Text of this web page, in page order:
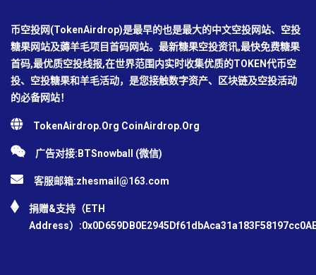
币空投网(TokenAirdrop)是最早的也是最大的中文空投网站、空投
糖果网站及薅羊毛项目首码网站。最新糖果空投资讯,最快免费糖果
首码,最优质空投线报,在世界范围内实时收集优质的TOKEN代币空
投、空投糖果和羊毛活动，是您接触数字资产、区块链及空投活动
的必备网站！
TokenAirdrop.Org CoinAirdrop.Org
广告对接:BTSnowball (微信)
客服邮箱:zhesmail@163.com
捐赠&支持（ETH
Address）